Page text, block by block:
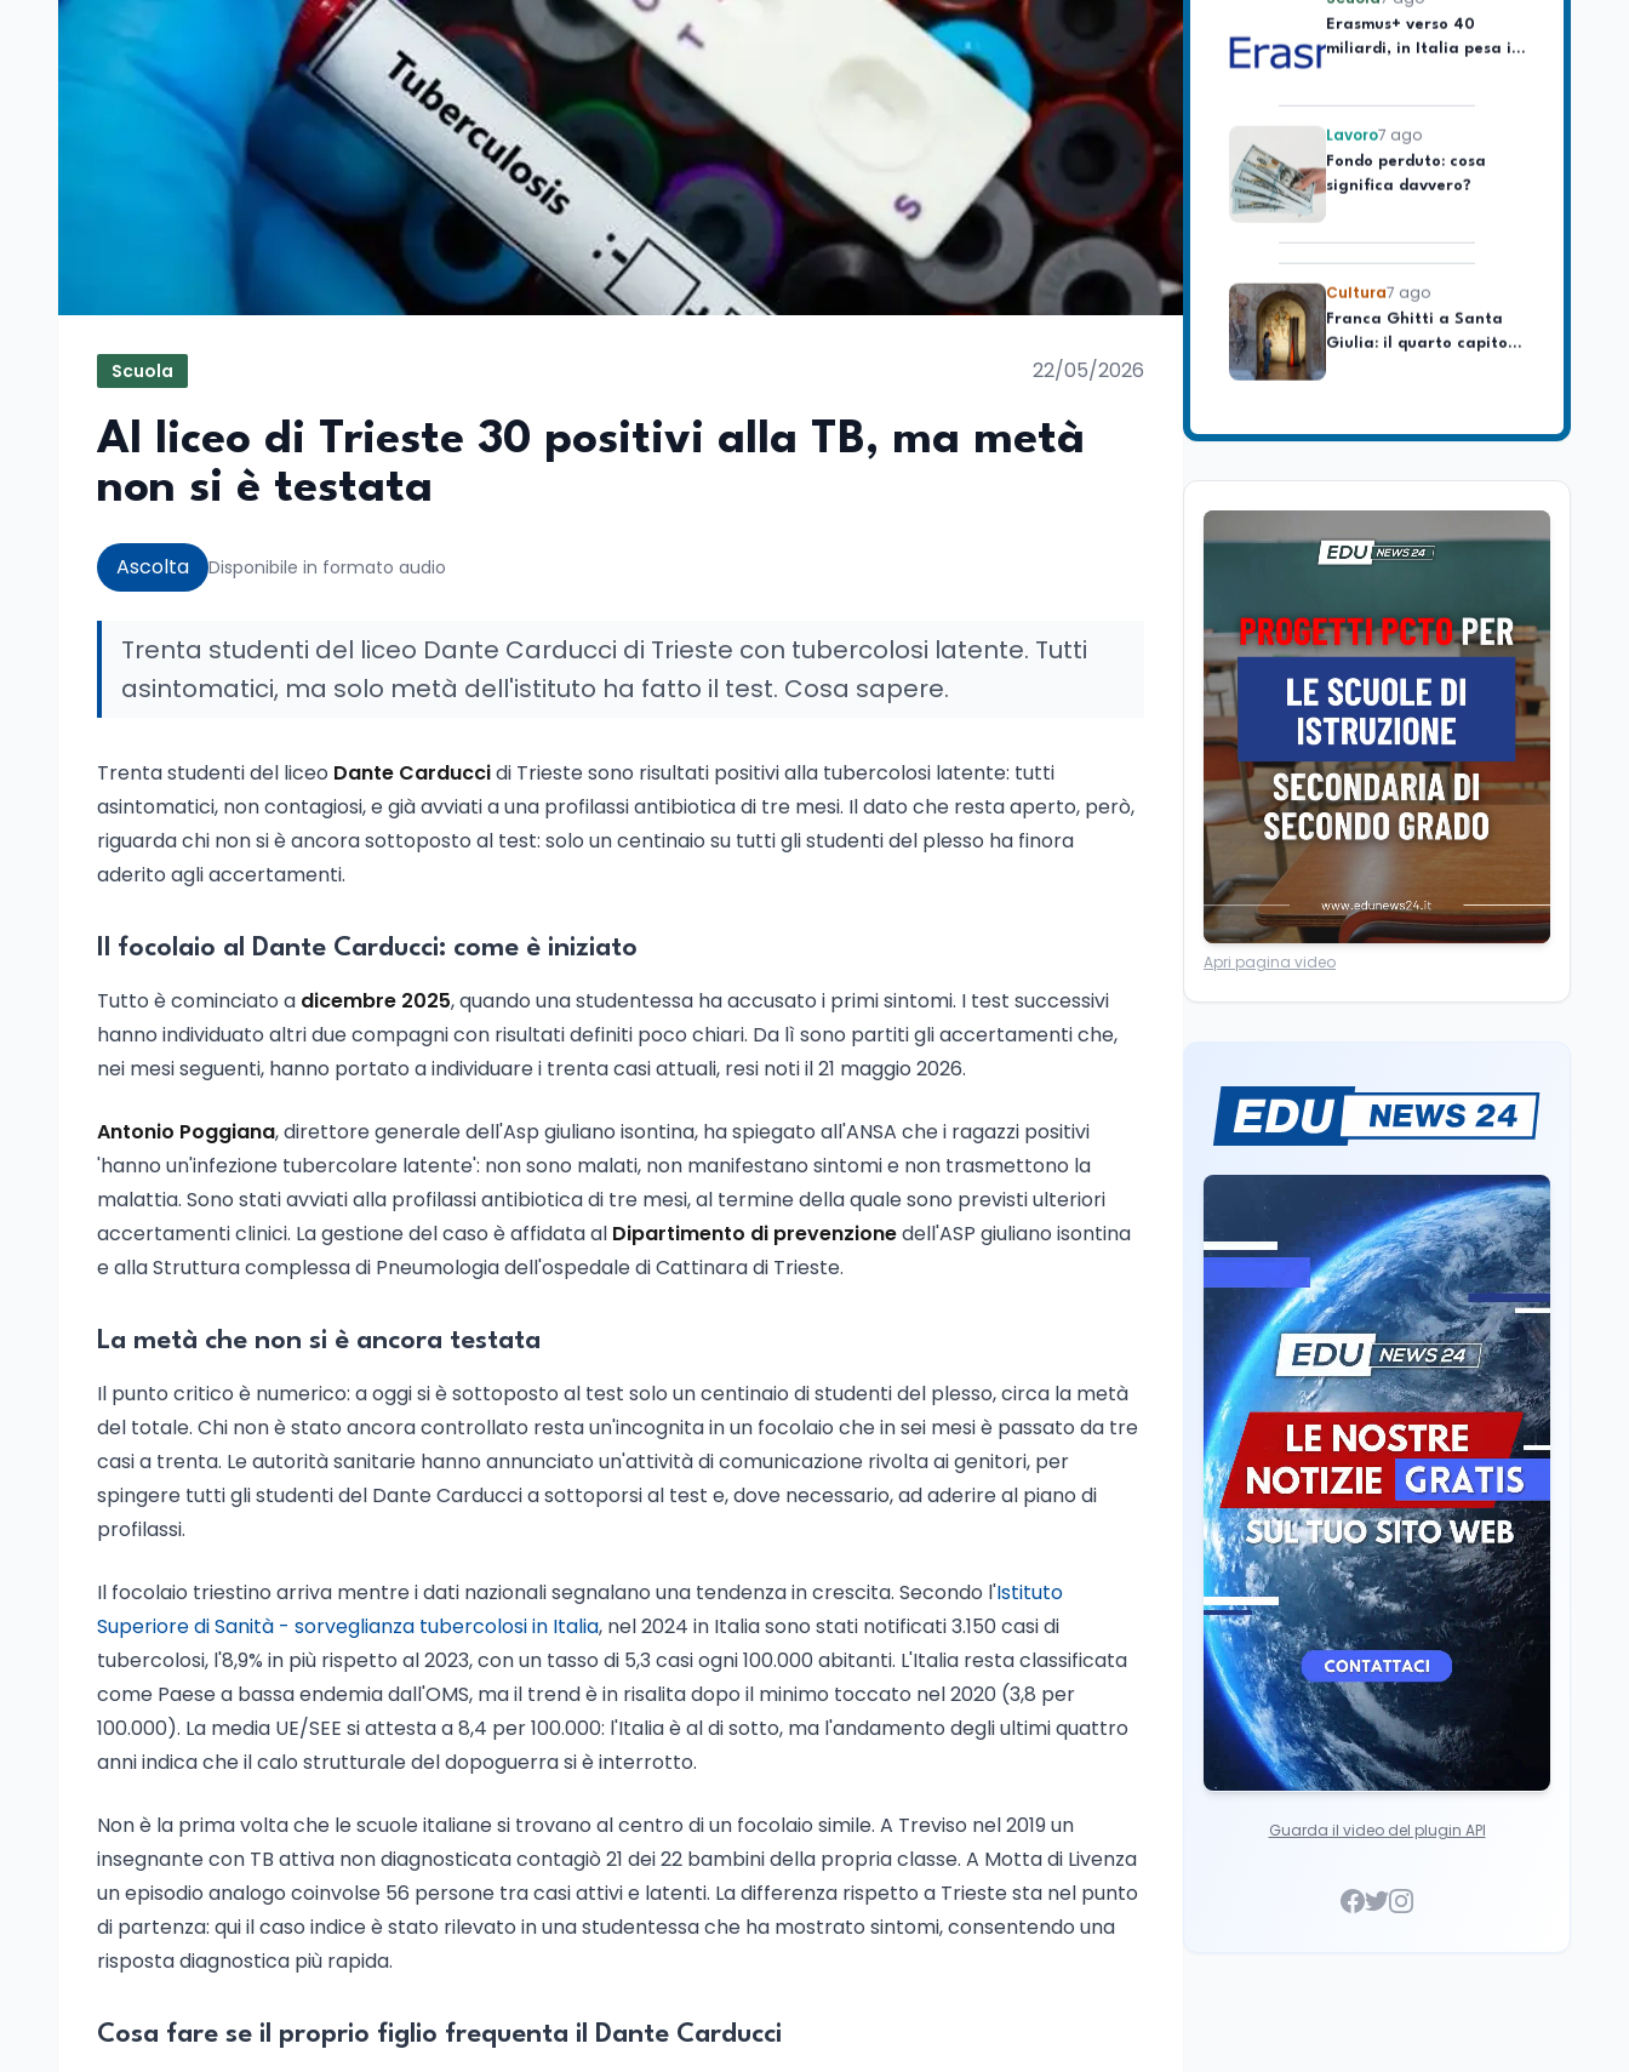
Scuola 22/05/2026
Al liceo di Trieste 30 positivi alla TB, ma metà
non si è testata
Ascolta Disponibile in formato audio
Trenta studenti del liceo Dante Carducci di Trieste con tubercolosi latente. Tutti
asintomatici, ma solo metà dell'istituto ha fatto il test. Cosa sapere.
Trenta studenti del liceo Dante Carduccidi Trieste sono risultati positivi alla tubercolosi latente: tutti
asintomatici, non contagiosi, e già avviati a una profilassi antibiotica di tre mesi. Il dato che resta aperto, però,
riguarda chi non si è ancora sottoposto al test: solo un centinaio su tutti gli studenti del plesso ha finora
aderito agli accertamenti.
Il focolaio al Dante Carducci: come è iniziato
Tutto è cominciato a dicembre 2025, quando una studentessa ha accusato i primi sintomi. I test successivi
hanno individuato altri due compagni con risultati definiti poco chiari. Da lì sono partiti gli accertamenti che,
nei mesi seguenti, hanno portato a individuare i trenta casi attuali, resi noti il 21 maggio 2026.
Antonio Poggiana, direttore generale dell'Asp giuliano isontina, ha spiegato all'ANSA che i ragazzi positivi
'hanno un'infezione tubercolare latente': non sono malati, non manifestano sintomi e non trasmettono la
malattia. Sono stati avviati alla profilassi antibiotica di tre mesi, al termine della quale sono previsti ulteriori
accertamenti clinici. La gestione del caso è affidata al Dipartimento di prevenzionedell'ASP giuliano isontina
e alla Struttura complessa di Pneumologia dell'ospedale di Cattinara di Trieste.
La metà che non si è ancora testata
Il punto critico è numerico: a oggi si è sottoposto al test solo un centinaio di studenti del plesso, circa la metà
del totale. Chi non è stato ancora controllato resta un'incognita in un focolaio che in sei mesi è passato da tre
casi a trenta. Le autorità sanitarie hanno annunciato un'attività di comunicazione rivolta ai genitori, per
spingere tutti gli studenti del Dante Carducci a sottoporsi al test e, dove necessario, ad aderire al piano di
profilassi.
Il focolaio triestino arriva mentre i dati nazionali segnalano una tendenza in crescita. Secondo l'Istituto
Superiore di Sanità - sorveglianza tubercolosi in Italia, nel 2024 in Italia sono stati notificati 3.150 casi di
tubercolosi, l'8,9% in più rispetto al 2023, con un tasso di 5,3 casi ogni 100.000 abitanti. L'Italia resta classificata
come Paese a bassa endemia dall'OMS, ma il trend è in risalita dopo il minimo toccato nel 2020 (3,8 per
100.000). La media UE/SEE si attesta a 8,4 per 100.000: l'Italia è al di sotto, ma l'andamento degli ultimi quattro
anni indica che il calo strutturale del dopoguerra si è interrotto.
Non è la prima volta che le scuole italiane si trovano al centro di un focolaio simile. A Treviso nel 2019 un
insegnante con TB attiva non diagnosticata contagiò 21 dei 22 bambini della propria classe. A Motta di Livenza
un episodio analogo coinvolse 56 persone tra casi attivi e latenti. La differenza rispetto a Trieste sta nel punto
di partenza: qui il caso indice è stato rilevato in una studentessa che ha mostrato sintomi, consentendo una
risposta diagnostica più rapida.
Cosa fare se il proprio figlio frequenta il Dante Carducci
miliardi, in Italia pesa il
piano da 420 milioni
Fondo perduto: cosa
significa davvero?
Franca Ghitti a Santa
Giulia: il quarto capitolo
dei Palcoscenici
generazionale hotel: la
Chiusura ex Ilva, 3.803 in
Erasmus+ verso 40
miliardi, in Italia pesa il
piano da 420 milioni
Lavoro7 ago
Fondo perduto: cosa
Cultura7 ago
Franca Ghitti a Santa
Passaggio
generazionale hotel: la
contro la cessione
Lavoro7 ago
Chiusura ex Ilva, 3.803 in
cassa e 250 milioni
pubblici bruciati
Scuola7 ago
Erasmus+ verso 40
miliardi, in Italia pesa il
piano da 420 milioni
Lavoro7 ago
Fondo perduto: cosa
significa davvero?
Apri pagina video
Guarda il video del plugin API